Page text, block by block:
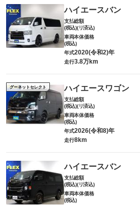
ハイエースバン
支払総額
(税込)(リ済込)
車両本体価格
(税込)
年式2020(令和2)年
走行3.8万km
グーネットセレクト ハイエースワゴン
支払総額
(税込)(リ済込)
車両本体価格
(税込)
年式2026(令和8)年
走行8km
ハイエースバン
支払総額
(税込)(リ済込)
車両本体価格
(税込)